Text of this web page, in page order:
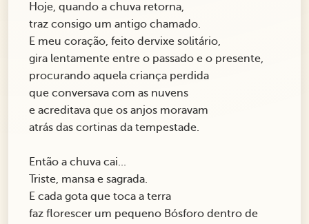
Hoje, quando a chuva retorna,
traz consigo um antigo chamado.
E meu coração, feito dervixe solitário,
gira lentamente entre o passado e o presente,
procurando aquela criança perdida
que conversava com as nuvens
e acreditava que os anjos moravam
atrás das cortinas da tempestade.
Então a chuva cai...
Triste, mansa e sagrada.
E cada gota que toca a terra
faz florescer um pequeno Bósforo dentro de